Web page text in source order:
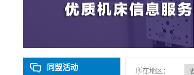
同盟活动 所在地区：